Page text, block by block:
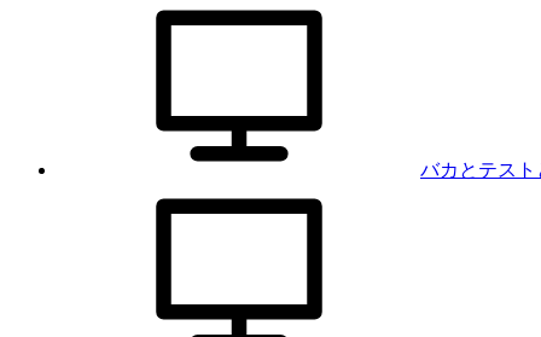
バカとテスト